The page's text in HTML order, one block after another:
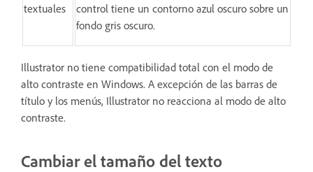
textuales
control tiene un contorno azul oscuro sobre un
fondo gris oscuro.
Illustrator no tiene compatibilidad total con el modo de
alto contraste en Windows. A excepción de las barras de
título y los menús, Illustrator no reacciona al modo de alto
contraste.
Cambiar el tamaño del texto